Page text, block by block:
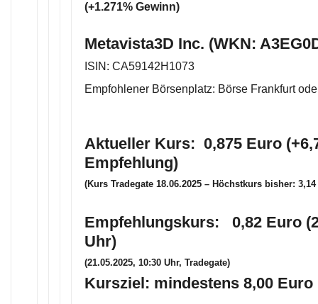
(+1.271% Gewinn)
Metavista3D Inc. (WKN:
ISIN: CA59142H1073
Empfohlener Börsenplatz: Börse Frankfurt
Aktueller Kurs: 0,875 Euro
Empfehlung)
(Kurs Tradegate 18.06.2025 – Höchstkurs bisher:
Empfehlungskurs: 0,82 Euro
Uhr)
(21.05.2025, 10:30 Uhr, Tradegate)
Kursziel: mindestens 8,00 Euro